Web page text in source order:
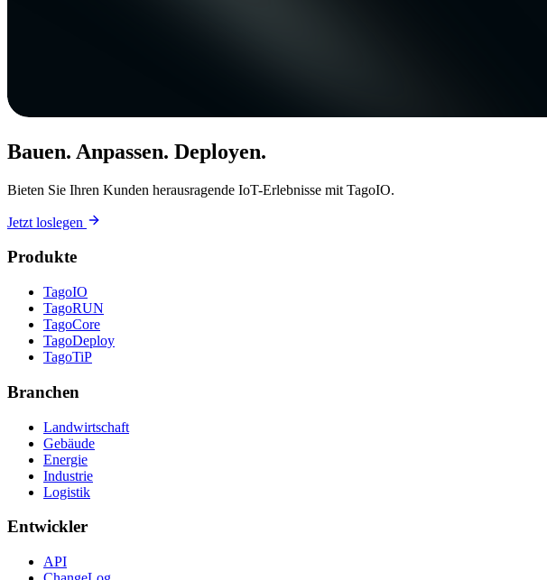
Bauen. Anpassen. Deployen.
Bieten Sie Ihren Kunden herausragende IoT-Erlebnisse mit TagoIO.
Jetzt loslegen
Produkte
TagoIO
TagoRUN
TagoCore
TagoDeploy
TagoTiP
Branchen
Landwirtschaft
Gebäude
Energie
Industrie
Logistik
Entwickler
API